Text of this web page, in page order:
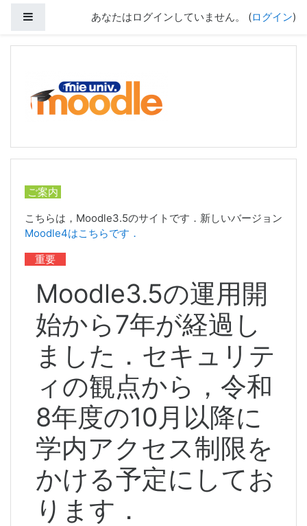
サイドパネルあなたはログインしていません。 (ログイン)
ご案内
こちらは，Moodle3.5のサイトです．新しいバージョン
Moodle4はこちらです．
重要
Moodle3.5の運用開
始から7年が経過し
ました． セキュリテ
ィの観点から，令和
8年度の10月以降に
学内アクセス制限を
かける予定にしてお
ります．